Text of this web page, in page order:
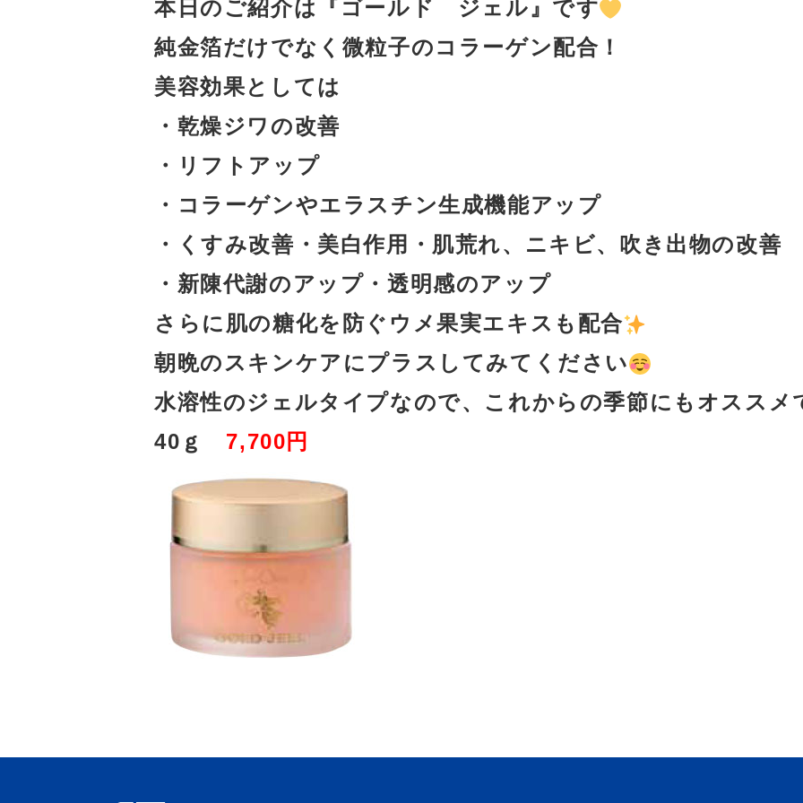
本日のご紹介は『ゴールド ジェル』です
純金箔だけでなく微粒子のコラーゲン配合！
美容効果としては
・乾燥ジワの改善
・リフトアップ
・コラーゲンやエラスチン生成機能アップ
・くすみ改善・美白作用・肌荒れ、ニキビ、吹き出物の改善
・新陳代謝のアップ・透明感のアップ
さらに肌の糖化を防ぐウメ果実エキスも配合
朝晩のスキンケアにプラスしてみてください
水溶性のジェルタイプなので、これからの季節にもオススメ
40ｇ 7,700円